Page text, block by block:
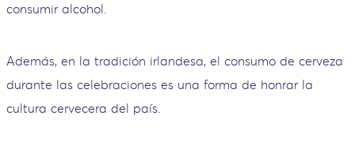
consumir alcohol.
Además, en la tradición irlandesa, el consumo de cerveza
durante las celebraciones es una forma de honrar la
cultura cervecera del país.